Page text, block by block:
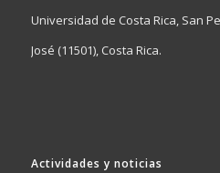
Universidad de Costa Rica, San
José (11501), Costa Rica.
Actividades y noticias